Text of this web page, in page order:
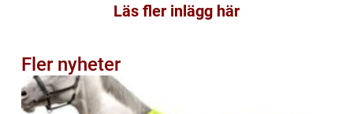
Läs fler inlägg här
Fler nyheter